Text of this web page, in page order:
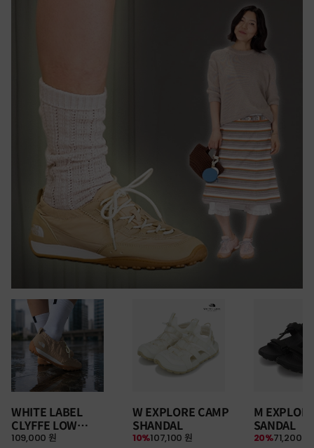
WHITE LABEL
CLYFFE LOW
SNEAKERS
109,000 원
W EXPLORE CAMP
SHANDAL
107,100 원
10%
M
SANDAL
71,200 원
20%